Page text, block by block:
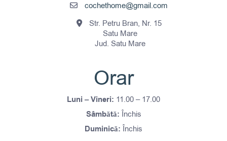
cochethome@gmail.com
Str. Petru Bran, Nr. 15
Satu Mare
Jud. Satu Mare
Orar
Luni – Vineri: 11.00 – 17.00
Sâmbătă: Închis
Duminică: Închis